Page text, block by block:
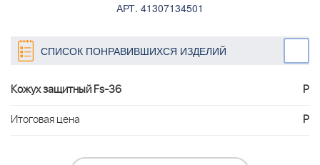
АРТ. 41307134501
СПИСОК ПОНРАВИВШИХСЯ ИЗДЕЛИЙ
Кожух защитный Fs-36
Р
Итоговая цена
Р